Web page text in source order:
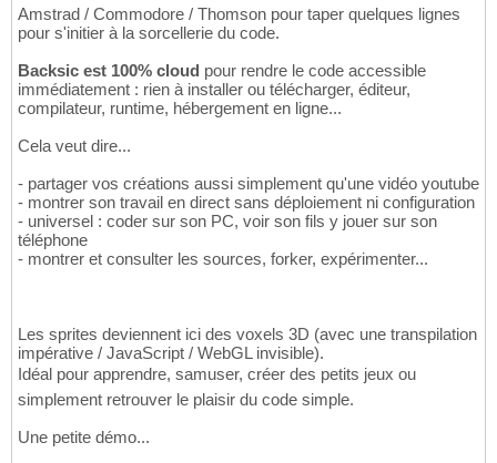
Amstrad / Commodore / Thomson pour taper quelques lignes
pour s'initier à la sorcellerie du code.
Backsic est 100% cloud pour rendre le code accessible
immédiatement : rien à installer ou télécharger, éditeur,
compilateur, runtime, hébergement en ligne...
Cela veut dire...
- partager vos créations aussi simplement qu'une vidéo youtube
- montrer son travail en direct sans déploiement ni configuration
- universel : coder sur son PC, voir son fils y jouer sur son
téléphone
- montrer et consulter les sources, forker, expérimenter...
Les sprites deviennent ici des voxels 3D (avec une transpilation
impérative / JavaScript / WebGL invisible).
Idéal pour apprendre, samuser, créer des petits jeux ou
simplement retrouver le plaisir du code simple.
Une petite démo...